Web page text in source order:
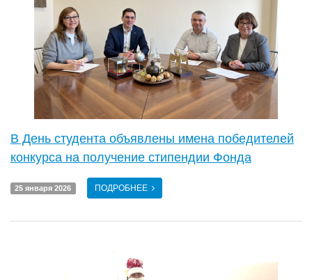
В День студента объявлены имена победителей
конкурса на получение стипендии Фонда
25 января 2026 ПОДРОБНЕЕ